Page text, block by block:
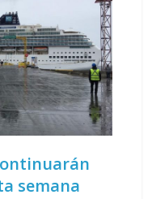
semana